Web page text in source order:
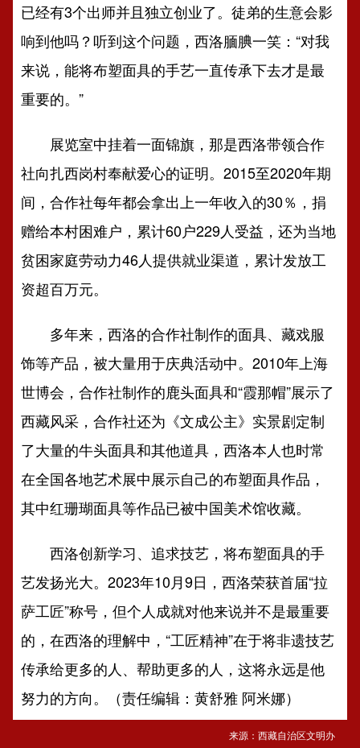
已经有3个出师并且独立创业了。徒弟的生意会影
响到他吗？听到这个问题，西洛腼腆一笑：“对我
来说，能将布塑面具的手艺一直传承下去才是最
重要的。”
展览室中挂着一面锦旗，那是西洛带领合作
社向扎西岗村奉献爱心的证明。2015至2020年期
间，合作社每年都会拿出上一年收入的30％，捐
赠给本村困难户，累计60户229人受益，还为当地
贫困家庭劳动力46人提供就业渠道，累计发放工
资超百万元。
多年来，西洛的合作社制作的面具、藏戏服
饰等产品，被大量用于庆典活动中。2010年上海
世博会，合作社制作的鹿头面具和“霞那帽”展示了
西藏风采，合作社还为《文成公主》实景剧定制
了大量的牛头面具和其他道具，西洛本人也时常
在全国各地艺术展中展示自己的布塑面具作品，
其中红珊瑚面具等作品已被中国美术馆收藏。
西洛创新学习、追求技艺，将布塑面具的手
艺发扬光大。2023年10月9日，西洛荣获首届“拉
萨工匠”称号，但个人成就对他来说并不是最重要
的，在西洛的理解中，“工匠精神”在于将非遗技艺
传承给更多的人、帮助更多的人，这将永远是他
努力的方向。（责任编辑：黄舒雅 阿米娜）
来源：西藏自治区文明办